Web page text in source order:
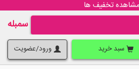
مشاهده تخفیف ها
سمبله
سبد خرید ورود/عضویت